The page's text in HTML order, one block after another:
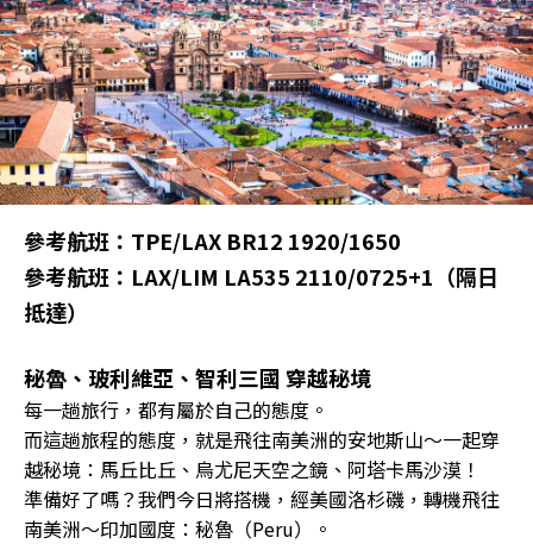
參考航班：TPE/LAX BR12 1920/1650
參考航班：LAX/LIM LA535 2110/0725+1（隔日
抵達）
秘魯、玻利維亞、智利三國 穿越秘境
每一趟旅行，都有屬於自己的態度。
而這趟旅程的態度，就是飛往南美洲的安地斯山〜一起穿
越秘境：馬丘比丘、烏尤尼天空之鏡、阿塔卡馬沙漠！
準備好了嗎？我們今日將搭機，經美國洛杉磯，轉機飛往
南美洲～印加國度：秘魯（Peru）。